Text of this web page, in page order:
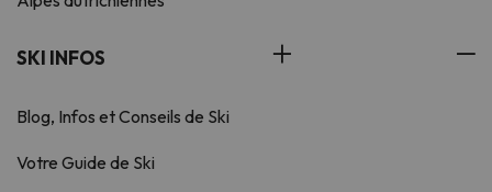
SKI INFOS
Blog, Infos et Conseils de Ski
Votre Guide de Ski